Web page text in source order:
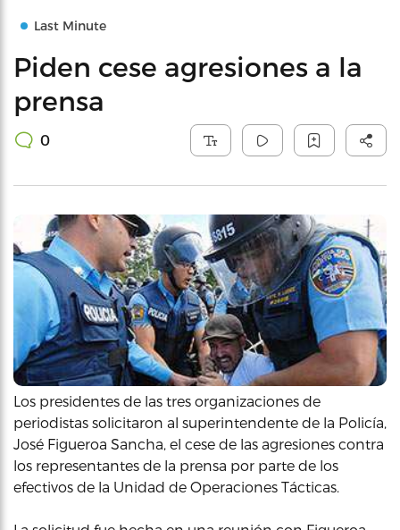
Last Minute
Piden cese agresiones a la
prensa
0
Los presidentes de las tres organizaciones de
periodistas solicitaron al superintendente de la Policía,
José Figueroa Sancha, el cese de las agresiones contra
los representantes de la prensa por parte de los
efectivos de la Unidad de Operaciones Tácticas.